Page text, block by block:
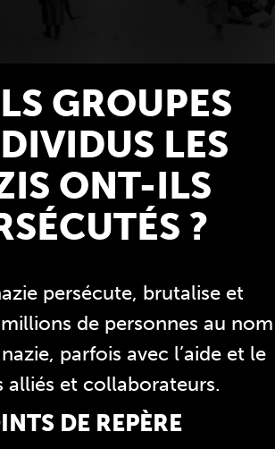
GROUPES
LES
ONT-ILS
?
persécute, brutalise et
millions de personnes au nom
parfois avec l’aide et le
alliés et collaborateurs.
DE REPÈRE